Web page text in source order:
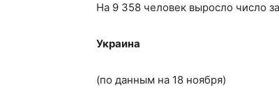
На 9 358 человек выросло число
Украина
(по данным на 18 ноября)